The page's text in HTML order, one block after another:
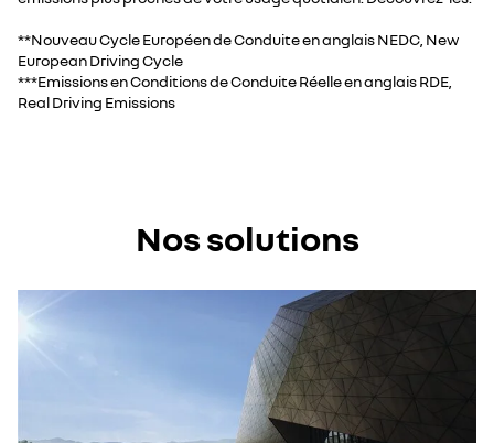
**Nouveau Cycle Européen de Conduite en anglais NEDC, New
European Driving Cycle
***Emissions en Conditions de Conduite Réelle en anglais RDE,
Real Driving Emissions
Nos solutions